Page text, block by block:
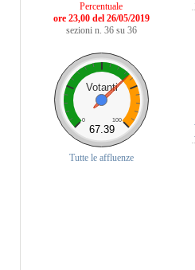
Percentuale
ore 23,00 del 26/05/2019
sezioni n. 36 su 36
Votanti
0 100
67.39
Tutte le affluenze